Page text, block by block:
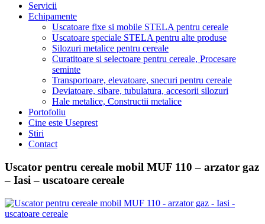
Servicii
Echipamente
Uscatoare fixe si mobile STELA pentru cereale
Uscatoare speciale STELA pentru alte produse
Silozuri metalice pentru cereale
Curatitoare si selectoare pentru cereale, Procesare
seminte
Transportoare, elevatoare, snecuri pentru cereale
Deviatoare, sibare, tubulatura, accesorii silozuri
Hale metalice, Constructii metalice
Portofoliu
Cine este Useprest
Stiri
Contact
Uscator pentru cereale mobil MUF 110 – arzator gaz
– Iasi – uscatoare cereale